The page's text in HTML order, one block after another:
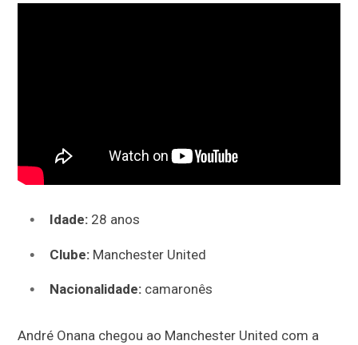
Idade: 28 anos
Clube: Manchester United
Nacionalidade: camaronês
André Onana chegou ao Manchester United com a